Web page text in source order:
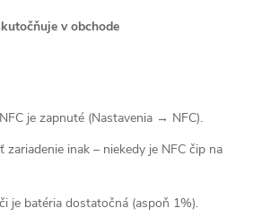
v obchode
je zapnuté (Nastavenia → NFC).
zariadenie inak – niekedy je NFC čip na
je batéria dostatočná (aspoň 1%).